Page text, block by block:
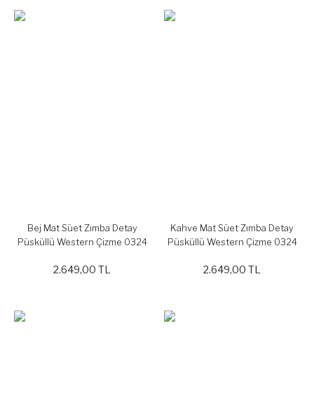
Bej Mat Süet Zımba Detay
Püsküllü Western Çizme 0324
2.649,00 TL
Kahve Mat Süet Zımba Detay
Püsküllü Western Çizme 0324
2.649,00 TL